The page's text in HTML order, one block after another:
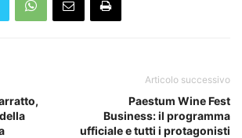
Articolo successivo
Paestum Wine Fest
Business: il programma
ufficiale e tutti i protagonisti